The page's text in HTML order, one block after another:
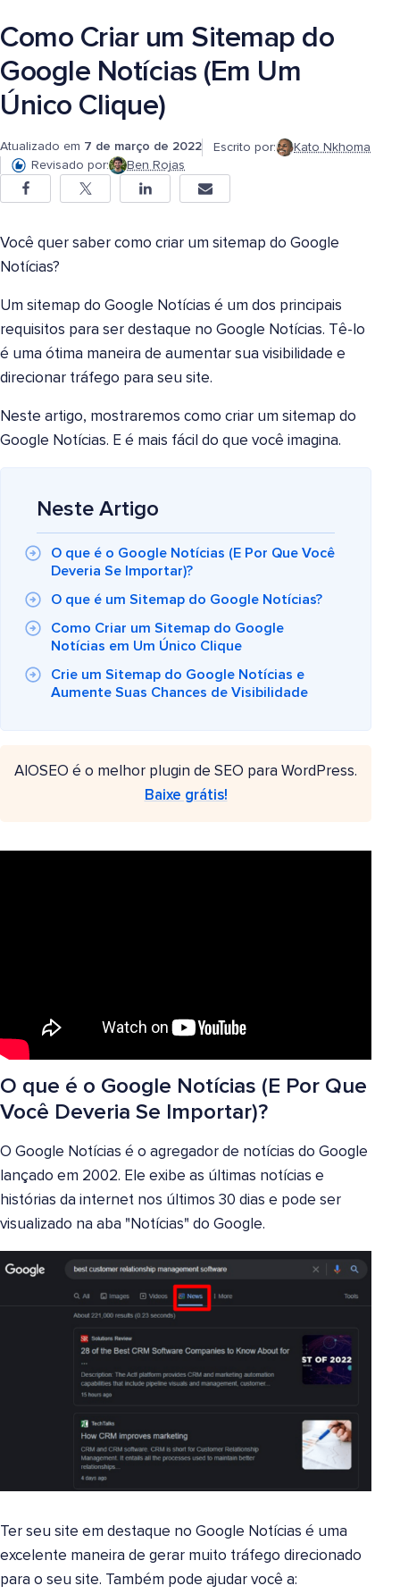
Como Criar um Sitemap do
Google Notícias (Em Um
Único Clique)
Atualizado em 7 de março de 2022 Escrito por:
Kato Nkhoma
Revisado por:
Ben Rojas
Você quer saber como criar um sitemap do Google
Notícias?
Um sitemap do Google Notícias é um dos principais
requisitos para ser destaque no Google Notícias. Tê-lo
é uma ótima maneira de aumentar sua visibilidade e
direcionar tráfego para seu site.
Neste artigo, mostraremos como criar um sitemap do
Google Notícias. E é mais fácil do que você imagina.
Neste Artigo
O que é o Google Notícias (E Por Que Você
Deveria Se Importar)?
O que é um Sitemap do Google Notícias?
Como Criar um Sitemap do Google
Notícias em Um Único Clique
Crie um Sitemap do Google Notícias e
Aumente Suas Chances de Visibilidade
AIOSEO é o melhor plugin de SEO para WordPress.
Baixe grátis!
O que é o Google Notícias (E Por Que
Você Deveria Se Importar)?
O Google Notícias é o agregador de notícias do Google
lançado em 2002. Ele exibe as últimas notícias e
histórias da internet nos últimos 30 dias e pode ser
visualizado na aba "Notícias" do Google.
Ter seu site em destaque no Google Notícias é uma
excelente maneira de gerar muito tráfego direcionado
para o seu site. Também pode ajudar você a: